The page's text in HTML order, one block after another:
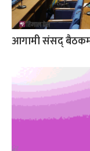
आगामी संसद्